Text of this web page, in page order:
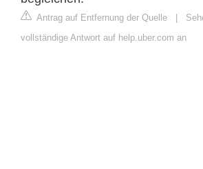
Antrag auf Entfernung der Quelle |
vollständige Antwort auf help.uber.com an